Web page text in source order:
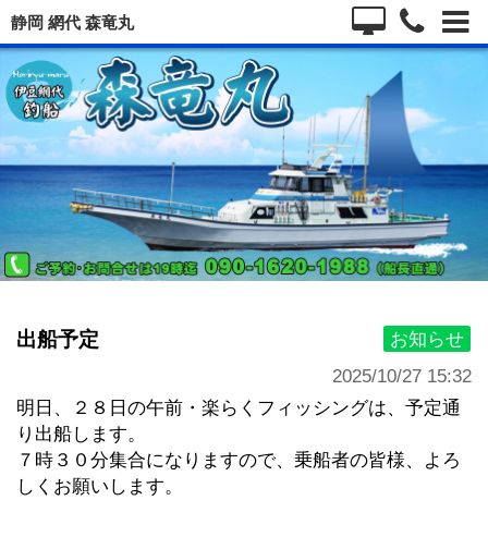
静岡 網代 森竜丸
お知らせ
出船予定
2025/10/27 15:32
明日、 ２８日の午前・楽らくフィッシングは、予定通
り出船します。
７時３０分集合になりますので、乗船者の皆様、よろ
しくお願いします。